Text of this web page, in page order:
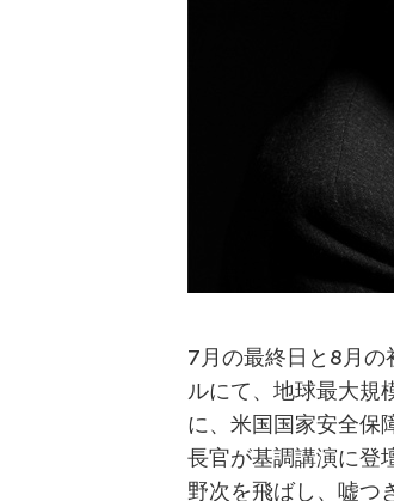
7月の最終日と8月の
ルにて、地球最大規
に、米国国家安全保
長官が基調講演に登
野次を飛ばし、嘘つ